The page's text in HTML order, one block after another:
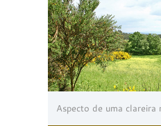
Aspecto de uma clareira